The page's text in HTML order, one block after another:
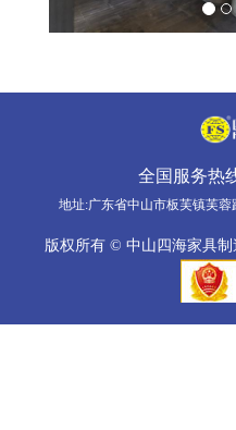
全国服务热
地址:广东省中山市板芙镇芙
版权所有 © 中山四海家具制